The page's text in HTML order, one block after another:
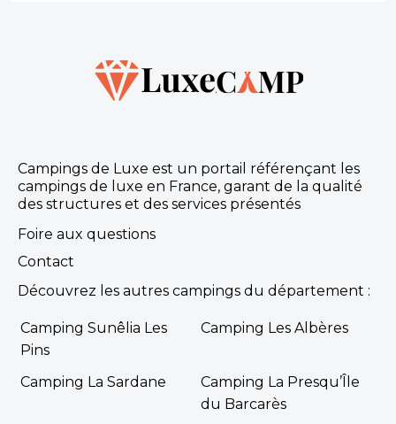
Campings de Luxe est un portail référençant les
campings de luxe en France, garant de la qualité
des structures et des services présentés
Foire aux questions
Contact
Découvrez les autres campings du département :
Camping Sunêlia Les
Pins
Camping Les Albères
Camping La Sardane
Camping La Presqu’Île
du Barcarès